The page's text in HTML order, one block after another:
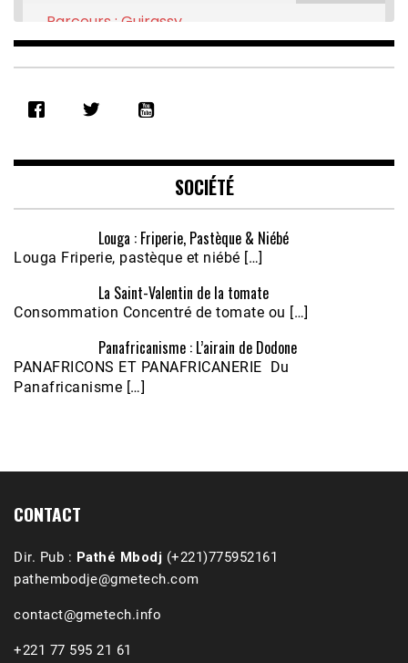
RSS FEED
EMBED
Parcours : Guirassy
Feb 16, 2021 • 28:08
Écoutez le parcours de Claudiane Kapia
Nobana (Podologue)
Feb 24, 2021 • 28mn
SOCIÉTÉ
Louga : Friperie, Pastèque & Niébé
Louga Friperie, pastèque et niébé […]
La Saint-Valentin de la tomate
Consommation Concentré de tomate ou […]
Panafricanisme : L’airain de Dodone
PANAFRICONS ET PANAFRICANERIE Du
Panafricanisme […]
CONTACT
Dir. Pub : Pathé Mbodj (+221)775952161
pathembodje@gmetech.com
contact@gmetech.info
+221 77 595 21 61